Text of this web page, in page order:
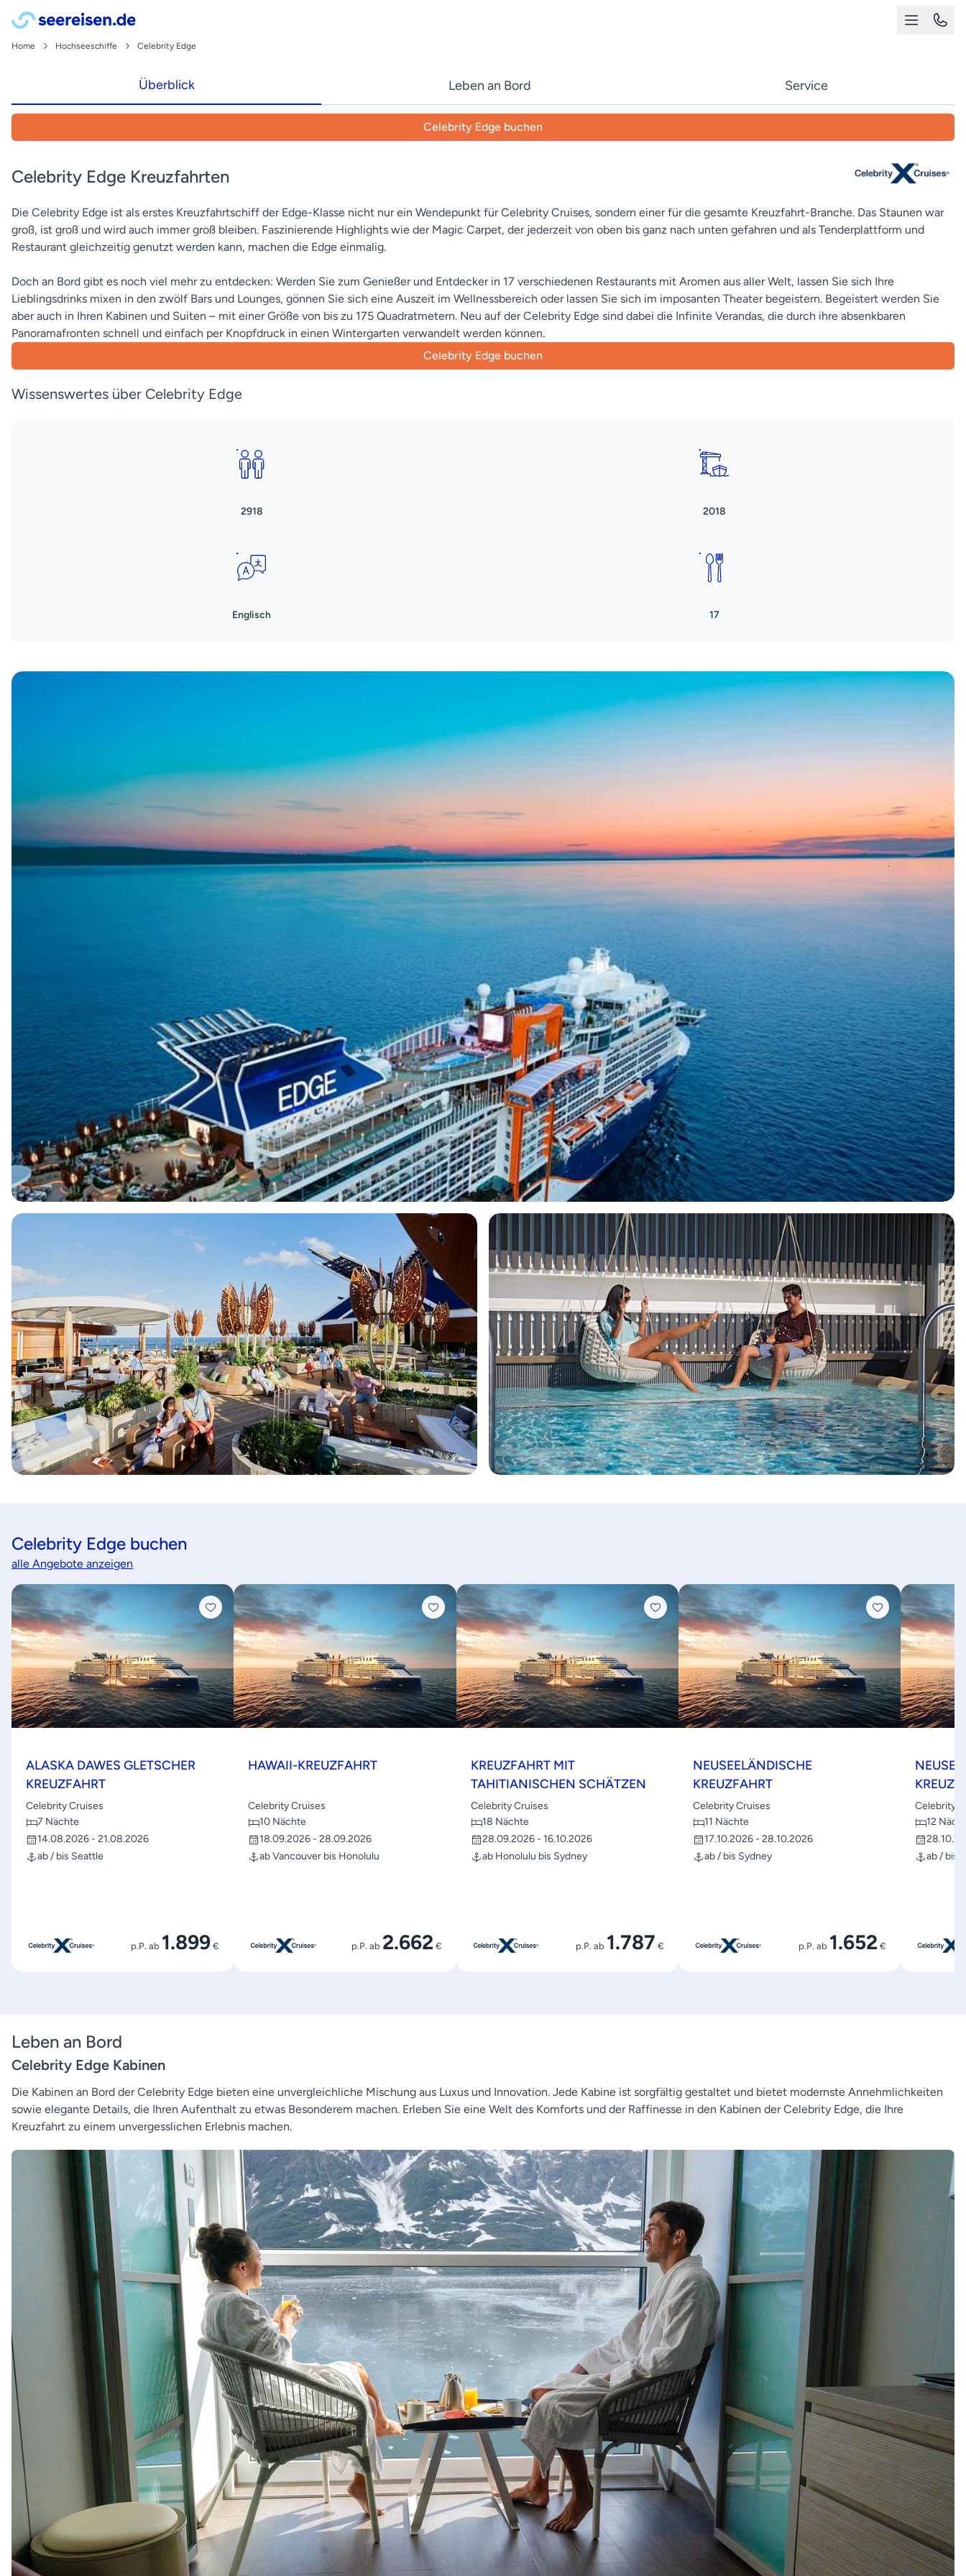
Home Hochseeschiffe Celebrity Edge
Überblick Leben an Bord Service
Celebrity Edge buchen
Celebrity Edge Kreuzfahrten
Die Celebrity Edge ist als erstes Kreuzfahrtschiff der Edge-Klasse nicht nur ein Wendepunkt für Celebrity Cruises, sondern einer für die gesamte Kreuzfahrt-Branche. Das Staunen war
groß, ist groß und wird auch immer groß bleiben. Faszinierende Highlights wie der Magic Carpet, der jederzeit von oben bis ganz nach unten gefahren und als Tenderplattform und
Restaurant gleichzeitig genutzt werden kann, machen die Edge einmalig.
Doch an Bord gibt es noch viel mehr zu entdecken: Werden Sie zum Genießer und Entdecker in 17 verschiedenen Restaurants mit Aromen aus aller Welt, lassen Sie sich Ihre
Lieblingsdrinks mixen in den zwölf Bars und Lounges, gönnen Sie sich eine Auszeit im Wellnessbereich oder lassen Sie sich im imposanten Theater begeistern. Begeistert werden Sie
aber auch in Ihren Kabinen und Suiten – mit einer Größe von bis zu 175 Quadratmetern. Neu auf der Celebrity Edge sind dabei die Infinite Verandas, die durch ihre absenkbaren
Panoramafronten schnell und einfach per Knopfdruck in einen Wintergarten verwandelt werden können.
Celebrity Edge buchen
Wissenswertes über Celebrity Edge
2918 2018
Englisch 17
Celebrity Edge buchen
alle Angebote anzeigen
ALASKA DAWES GLETSCHER
KREUZFAHRT
Celebrity Cruises
7 Nächte
14.08.2026 - 21.08.2026
ab / bis Seattle
p.P. ab 1.899 €
HAWAII-KREUZFAHRT
Celebrity Cruises
10 Nächte
18.09.2026 - 28.09.2026
ab Vancouver bis Honolulu
p.P. ab 2.662 €
KREUZFAHRT MIT
TAHITIANISCHEN SCHÄTZEN
Celebrity Cruises
18 Nächte
28.09.2026 - 16.10.2026
ab Honolulu bis Sydney
p.P. ab 1.787 €
NEUSEELÄNDISCHE
KREUZFAHRT
Celebrity Cruises
11 Nächte
17.10.2026 - 28.10.2026
ab / bis Sydney
p.P. ab 1.652 €
Celebrity
12
ab / bis
Leben an Bord
Celebrity Edge Kabinen
Die Kabinen an Bord der Celebrity Edge bieten eine unvergleichliche Mischung aus Luxus und Innovation. Jede Kabine ist sorgfältig gestaltet und bietet modernste Annehmlichkeiten
sowie elegante Details, die Ihren Aufenthalt zu etwas Besonderem machen. Erleben Sie eine Welt des Komforts und der Raffinesse in den Kabinen der Celebrity Edge, die Ihre
Kreuzfahrt zu einem unvergesslichen Erlebnis machen.